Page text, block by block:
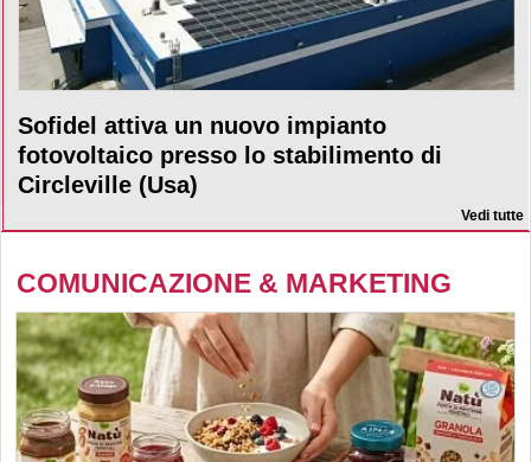
Sofidel attiva un nuovo impianto
fotovoltaico presso lo stabilimento di
Circleville (Usa)
Vedi tutte
COMUNICAZIONE & MARKETING